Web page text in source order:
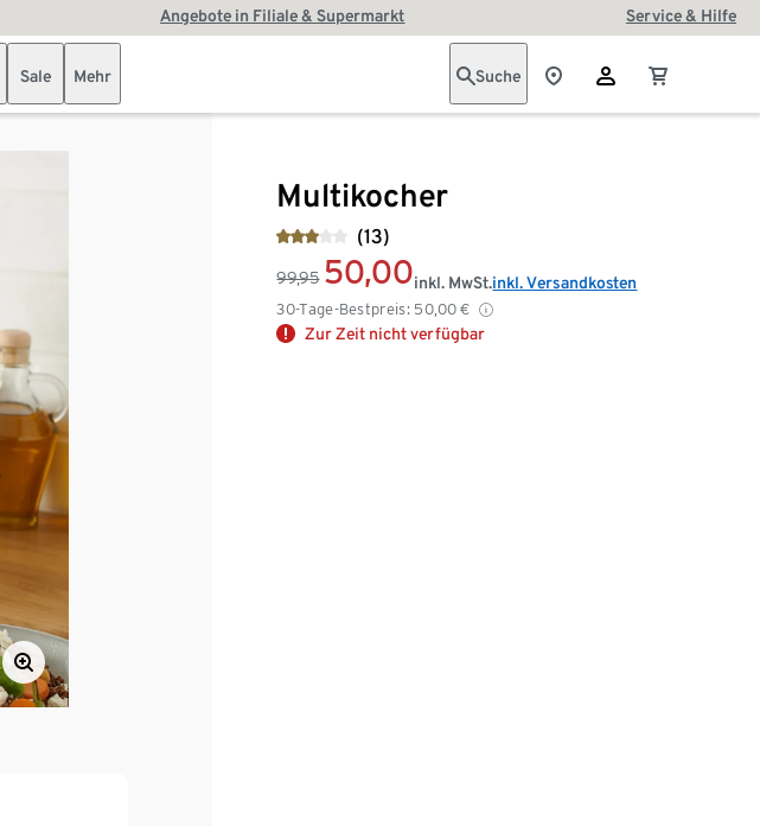
Angebote in Filiale & Supermarkt Service & Hilfe
Sale Mehr Suche
Multikocher
(13)
99,95 50,00
30-Tage-Bestpreis: 50,00 €
inkl. MwSt.inkl. Versandkosten
Zur Zeit nicht verfügbar